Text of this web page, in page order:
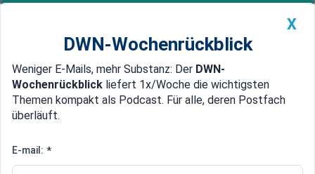
Newsticker MEIN DWN: Geldanlage Premium
Edelmetalle DWN-Magazin China
Nvidia-Aktie: Prognose bei
X
DWN-Wochenrückblick
Weniger E-Mails, mehr Substanz: Der DWN-
Wochenrückblick liefert 1x/Woche die wichtigsten
Themen kompakt als Podcast. Für alle, deren Postfach
überläuft.
E-mail: *